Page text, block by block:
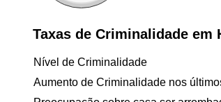
Taxas de Criminalidade em
Nível de Criminalidade
Aumento de Criminalidade nos